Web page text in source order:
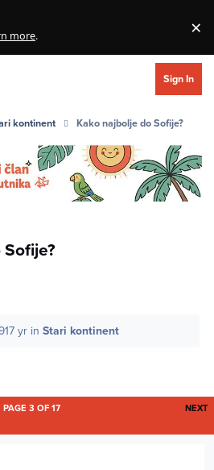
more. ×
Sign In
kontinent Kako najbolje do Sofije?
17 yr inStari kontinent
NEXT
PAGE 3 OF 17